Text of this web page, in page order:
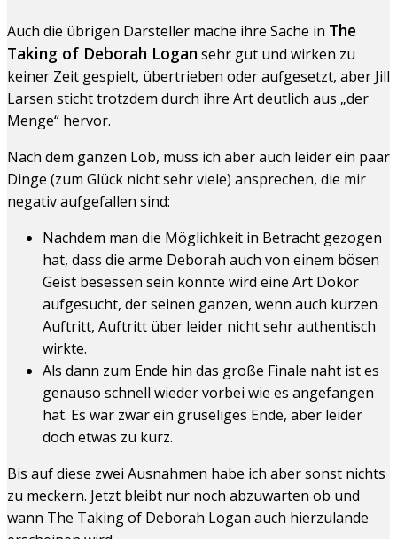
Auch die übrigen Darsteller mache ihre Sache in The
Taking of Deborah Logan sehr gut und wirken zu
keiner Zeit gespielt, übertrieben oder aufgesetzt, aber Jill
Larsen sticht trotzdem durch ihre Art deutlich aus „der
Menge“ hervor.
Nach dem ganzen Lob, muss ich aber auch leider ein paar
Dinge (zum Glück nicht sehr viele) ansprechen, die mir
negativ aufgefallen sind:
Nachdem man die Möglichkeit in Betracht gezogen
hat, dass die arme Deborah auch von einem bösen
Geist besessen sein könnte wird eine Art Dokor
aufgesucht, der seinen ganzen, wenn auch kurzen
Auftritt, Auftritt über leider nicht sehr authentisch
wirkte.
Als dann zum Ende hin das große Finale naht ist es
genauso schnell wieder vorbei wie es angefangen
hat. Es war zwar ein gruseliges Ende, aber leider
doch etwas zu kurz.
Bis auf diese zwei Ausnahmen habe ich aber sonst nichts
zu meckern. Jetzt bleibt nur noch abzuwarten ob und
wann The Taking of Deborah Logan auch hierzulande